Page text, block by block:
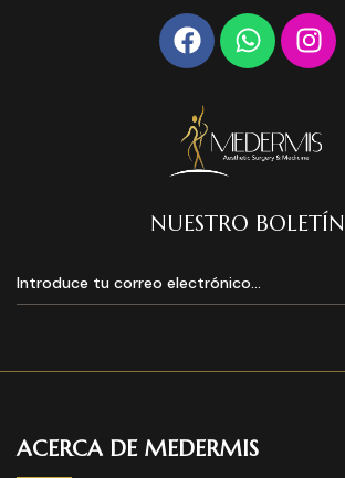
NUESTRO BOLETÍN
ACERCA DE MEDERMIS